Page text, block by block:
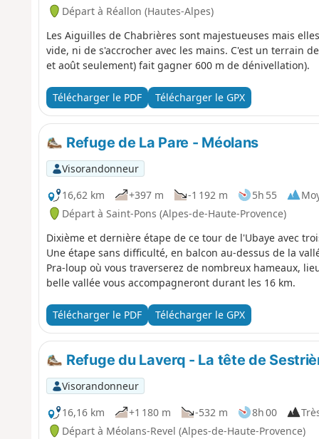
Départ à Réallon (Hautes-Alpes)
Les Aiguilles de Chabrières sont majestueuses mais
vide, ni de s'accrocher avec les mains. C'est un terrain
et août seulement) fait gagner 600 m de dénivellation).
Télécharger le PDF Télécharger le GPX
Refuge de La Pare - Méolans
Visorandonneur
16,62 km
+397 m -1 192 m 5h 55
Départ à Saint-Pons (Alpes-de-Haute-Provence)
Dixième et dernière étape de ce tour de l'Ubaye avec
Une étape sans difficulté, en balcon au-dessus de la
Pra-loup où vous traverserez de nombreux hameaux,
belle vallée vous accompagneront durant les 16 km.
Télécharger le PDF Télécharger le GPX
Refuge du Laverq - La tête de
Visorandonneur
16,16 km
+1 180 m -532 m 8h 00
Départ à Méolans-Revel (Alpes-de-Haute-Provence)